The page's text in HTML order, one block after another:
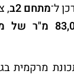
ל־מתחם 2ב ,
של מסחר